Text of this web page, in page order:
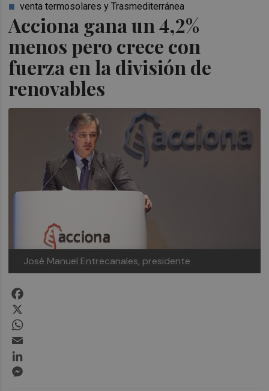
Acciona gana un 4,2%
menos pero crece con
fuerza en la división de
renovables
venta termosolares y Trasmediterránea
José Manuel Entrecanales, presidente